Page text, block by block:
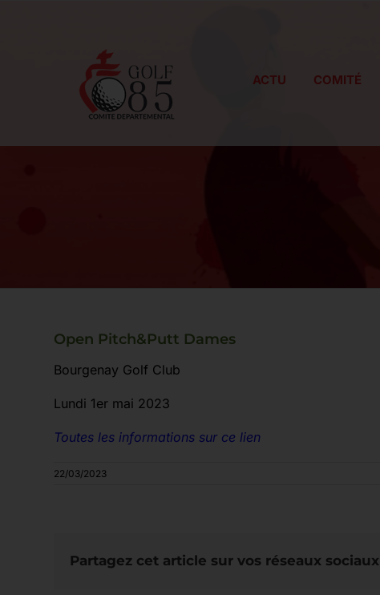
ACTU COMITÉ
Open Pitch&Putt Dames
Bourgenay Golf Club
Lundi 1er mai 2023
Toutes les informations sur ce lien
22/03/2023
Partagez cet article sur vos réseaux sociaux